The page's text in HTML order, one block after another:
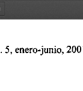
5, enero-junio!